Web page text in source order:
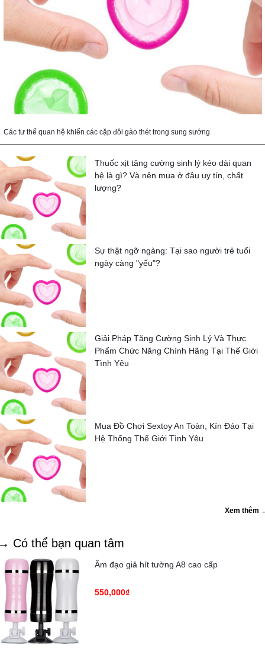
Các tư thế quan hệ khiến các cặp đôi gào thét trong sung sướng
Thuốc xịt tăng cường sinh lý kéo dài quan
hệ là gì? Và nên mua ở đâu uy tín, chất
lượng?
Sự thật ngỡ ngàng: Tại sao người trẻ tuổi
ngày càng "yếu"?
Giải Pháp Tăng Cường Sinh Lý Và Thực
Phẩm Chức Năng Chính Hãng Tại Thế Giới
Tình Yêu
Mua Đồ Chơi Sextoy An Toàn, Kín Đáo Tại
Hệ Thống Thế Giới Tình Yêu
Xem thêm
Có thể bạn quan tâm
Âm đạo giả hít tường A8 cao cấp
550,000₫